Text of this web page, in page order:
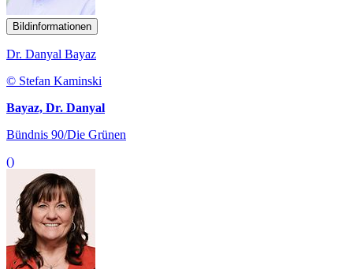
Bildinformationen
Dr. Danyal Bayaz
© Stefan Kaminski
Bayaz, Dr. Danyal
Bündnis 90/Die Grünen
()